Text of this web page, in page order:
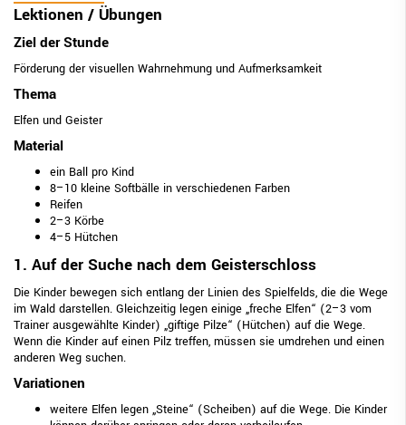
Lektionen / Übungen
Ziel der Stunde
Förderung der visuellen Wahrnehmung und Aufmerksamkeit
Thema
Elfen und Geister
Material
ein Ball pro Kind
8–10 kleine Softbälle in verschiedenen Farben
Reifen
2–3 Körbe
4–5 Hütchen
1. Auf der Suche nach dem Geisterschloss
Die Kinder bewegen sich entlang der Linien des Spielfelds, die die Wege
im Wald darstellen. Gleichzeitig legen einige „freche Elfen“ (2–3 vom
Trainer ausgewählte Kinder) „giftige Pilze“ (Hütchen) auf die Wege.
Wenn die Kinder auf einen Pilz treffen, müssen sie umdrehen und einen
anderen Weg suchen.
Variationen
weitere Elfen legen „Steine“ (Scheiben) auf die Wege. Die Kinder